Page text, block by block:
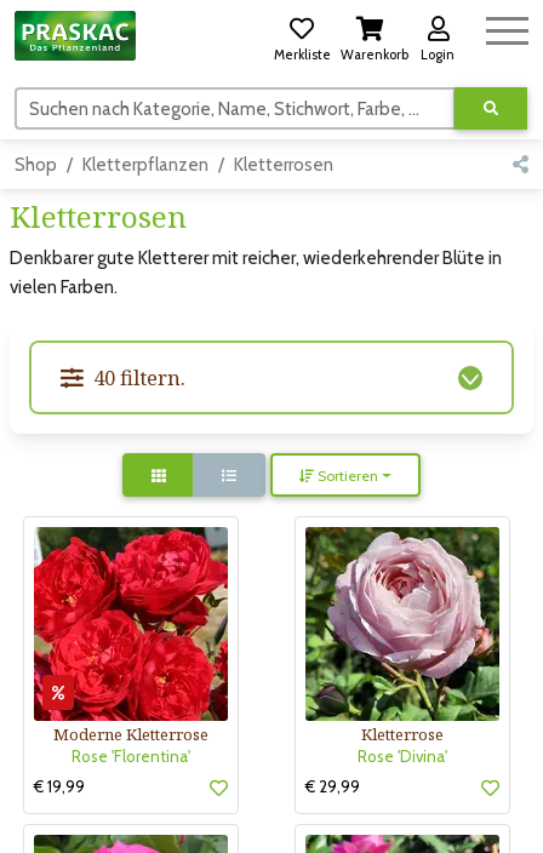
Merkliste Warenkorb Login
Suchen nach Kategorie, Name, Stichwort, Farbe, usw.
Shop Kletterpflanzen Kletterrosen
Kletterrosen
Denkbarer gute Kletterer mit reicher, wiederkehrender Blüte in
vielen Farben.
40 filtern.
Sortieren
Moderne Kletterrose
Rose 'Florentina'
€ 19,99
Kletterrose
Rose 'Divina'
€ 29,99